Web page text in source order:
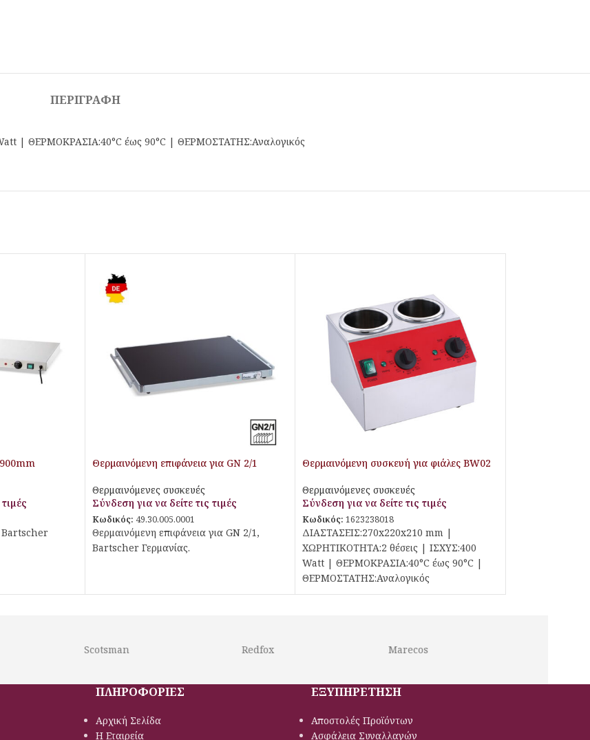
ΠΕΡΙΓΡΑΦΉ
| ΘΕΡΜΟΚΡΑΣΙΑ:40°C έως 90°C | ΘΕΡΜΟΣΤΑΤΗΣ:Αναλογικός
Bartscher
Θερμαινόμενη επιφάνεια για GN 2/1
Θερμαινόμενες συσκευές
Σύνδεση για να δείτε τις τιμές
Κωδικός: 49.30.005.0001
Θερμαινόμενη επιφάνεια για GN 2/1,
Bartscher Γερμανίας.
Θερμαινόμενη συσκευή για φιάλες BW02
Θερμαινόμενες συσκευές
Σύνδεση για να δείτε τις τιμές
Κωδικός: 1623238018
ΔΙΑΣΤΑΣΕΙΣ:270x220x210 mm |
ΧΩΡΗΤΙΚΟΤΗΤΑ:2 θέσεις | ΙΣΧΥΣ:400
Watt | ΘΕΡΜΟΚΡΑΣΙΑ:40°C έως 90°C |
ΘΕΡΜΟΣΤΑΤΗΣ:Αναλογικός
ΠΛΗΡΟΦΟΡΙΕΣ
Αρχική Σελίδα
Η Εταιρεία
ΕΞΥΠΗΡΕΤΗΣΗ
Αποστολές Προϊόντων
Ασφάλεια Συναλλαγών